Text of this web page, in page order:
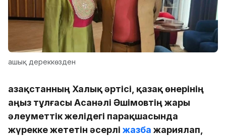
ашық дереккөзден
Қазақстанның Халық әртісі, қазақ өнерінің
аңыз тұлғасы Асанәлі Әшімовтің жары
әлеуметтік желідегі парақшасында
жүрекке жететін әсерлі жазба жариялап,